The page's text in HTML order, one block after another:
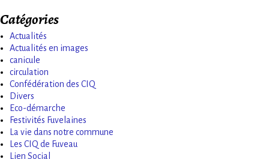
Catégories
Actualités
Actualités en images
canicule
circulation
Confédération des CIQ
Divers
Eco-démarche
Festivités Fuvelaines
La vie dans notre commune
Les CIQ de Fuveau
Lien Social